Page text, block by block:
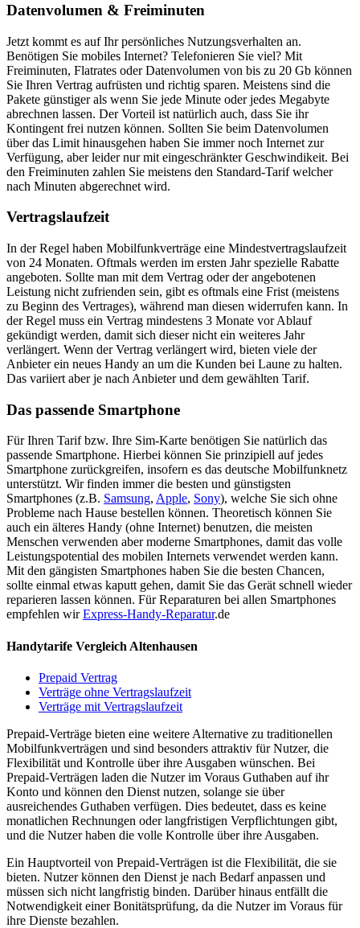
Datenvolumen & Freiminuten
Jetzt kommt es auf Ihr persönliches Nutzungsverhalten an.
Benötigen Sie mobiles Internet? Telefonieren Sie viel? Mit
Freiminuten, Flatrates oder Datenvolumen von bis zu 20 Gb können
Sie Ihren Vertrag aufrüsten und richtig sparen. Meistens sind die
Pakete günstiger als wenn Sie jede Minute oder jedes Megabyte
abrechnen lassen. Der Vorteil ist natürlich auch, dass Sie ihr
Kontingent frei nutzen können. Sollten Sie beim Datenvolumen
über das Limit hinausgehen haben Sie immer noch Internet zur
Verfügung, aber leider nur mit eingeschränkter Geschwindikeit. Bei
den Freiminuten zahlen Sie meistens den Standard-Tarif welcher
nach Minuten abgerechnet wird.
Vertragslaufzeit
In der Regel haben Mobilfunkverträge eine Mindestvertragslaufzeit
von 24 Monaten. Oftmals werden im ersten Jahr spezielle Rabatte
angeboten. Sollte man mit dem Vertrag oder der angebotenen
Leistung nicht zufrienden sein, gibt es oftmals eine Frist (meistens
zu Beginn des Vertrages), während man diesen widerrufen kann. In
der Regel muss ein Vertrag mindestens 3 Monate vor Ablauf
gekündigt werden, damit sich dieser nicht ein weiteres Jahr
verlängert. Wenn der Vertrag verlängert wird, bieten viele der
Anbieter ein neues Handy an um die Kunden bei Laune zu halten.
Das variiert aber je nach Anbieter und dem gewählten Tarif.
Das passende Smartphone
Für Ihren Tarif bzw. Ihre Sim-Karte benötigen Sie natürlich das
passende Smartphone. Hierbei können Sie prinzipiell auf jedes
Smartphone zurückgreifen, insofern es das deutsche Mobilfunknetz
unterstützt. Wir finden immer die besten und günstigsten
Smartphones (z.B. Samsung, Apple, Sony), welche Sie sich ohne
Probleme nach Hause bestellen können. Theoretisch können Sie
auch ein älteres Handy (ohne Internet) benutzen, die meisten
Menschen verwenden aber moderne Smartphones, damit das volle
Leistungspotential des mobilen Internets verwendet werden kann.
Mit den gängisten Smartphones haben Sie die besten Chancen,
sollte einmal etwas kaputt gehen, damit Sie das Gerät schnell wieder
reparieren lassen können. Für Reparaturen bei allen Smartphones
empfehlen wirExpress-Handy-Reparatur.de
Handytarife Vergleich Altenhausen
Prepaid Vertrag
Verträge ohne Vertragslaufzeit
Verträge mit Vertragslaufzeit
Prepaid-Verträge bieten eine weitere Alternative zu traditionellen
Mobilfunkverträgen und sind besonders attraktiv für Nutzer, die
Flexibilität und Kontrolle über ihre Ausgaben wünschen. Bei
Prepaid-Verträgen laden die Nutzer im Voraus Guthaben auf ihr
Konto und können den Dienst nutzen, solange sie über
ausreichendes Guthaben verfügen. Dies bedeutet, dass es keine
monatlichen Rechnungen oder langfristigen Verpflichtungen gibt,
und die Nutzer haben die volle Kontrolle über ihre Ausgaben.
Ein Hauptvorteil von Prepaid-Verträgen ist die Flexibilität, die sie
bieten. Nutzer können den Dienst je nach Bedarf anpassen und
müssen sich nicht langfristig binden. Darüber hinaus entfällt die
Notwendigkeit einer Bonitätsprüfung, da die Nutzer im Voraus für
ihre Dienste bezahlen.